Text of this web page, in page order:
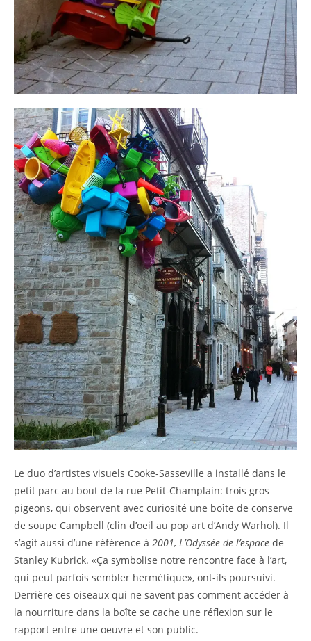
Le duo d’artistes visuels Cooke-Sasseville a installé dans le
petit parc au bout de la rue Petit-Champlain: trois gros
pigeons, qui observent avec curiosité une boîte de conserve
de soupe Campbell (clin d’oeil au pop art d’Andy Warhol). Il
s’agit aussi d’une référence à 2001, L’Odyssée de l’espace de
Stanley Kubrick. «Ça symbolise notre rencontre face à l’art,
qui peut parfois sembler hermétique», ont-ils poursuivi.
Derrière ces oiseaux qui ne savent pas comment accéder à
la nourriture dans la boîte se cache une réflexion sur le
rapport entre une oeuvre et son public.